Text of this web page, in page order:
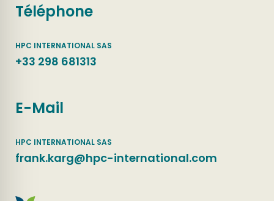
Téléphone
+33 298 681313
E-Mail
frank.karg@hpc-international.com